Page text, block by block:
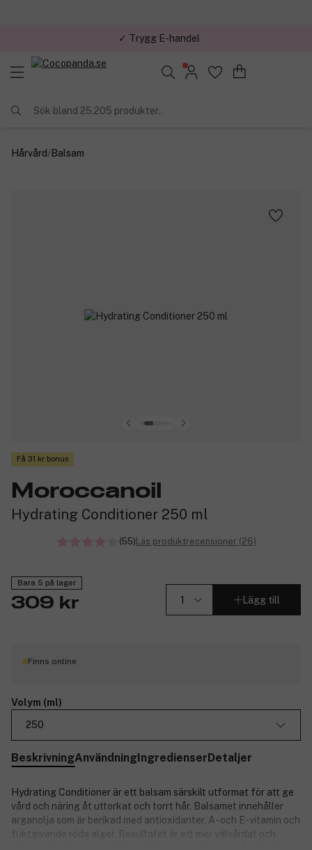
✓ Trygg E-handel
Sök bland 25.205 produkter..
Hårvård/Balsam
Få 31 kr bonus
Moroccanoil
Hydrating Conditioner 250 ml
(55)Läs produktrecensioner (26)
Bara 5 på lager
309 kr Lägg till
Finns online
Volym (ml)
250
BeskrivningAnvändningIngredienserDetaljer
Hydrating Conditioner är ett balsam särskilt utformat för att ge
vård och näring åt uttorkat och torrt hår. Balsamet innehåller
arganolja som är berikad med antioxidanter, A- och E-vitamin och
fuktgivande röda alger. Resultatet är ett mer välvårdat och